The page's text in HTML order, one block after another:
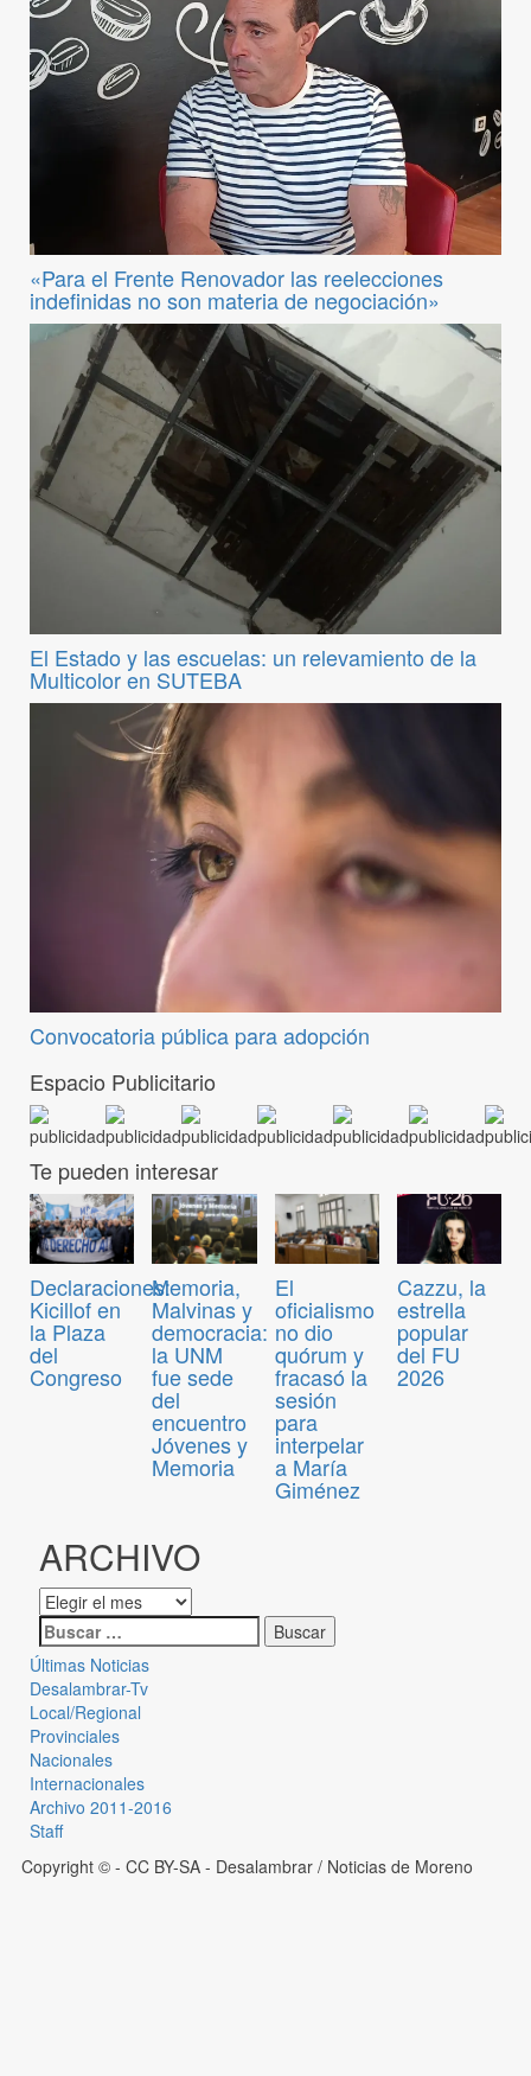
«Para el Frente Renovador las reelecciones
indefinidas no son materia de negociación»
El Estado y las escuelas: un relevamiento de la
Multicolor en SUTEBA
Convocatoria pública para adopción
Espacio Publicitario
Te pueden interesar
Declaraciones:
Kicillof en
la Plaza
del
Congreso
Memoria,
Malvinas y
democracia:
la UNM
fue sede
del
encuentro
Jóvenes y
Memoria
El
oficialismo
no dio
quórum y
fracasó la
sesión
para
interpelar
a María
Giménez
Cazzu, la
estrella
popular
del FU
2026
ARCHIVO
Últimas Noticias
Desalambrar-Tv
Local/Regional
Provinciales
Nacionales
Internacionales
Archivo 2011-2016
Staff
Copyright © - CC BY-SA - Desalambrar / Noticias de Moreno